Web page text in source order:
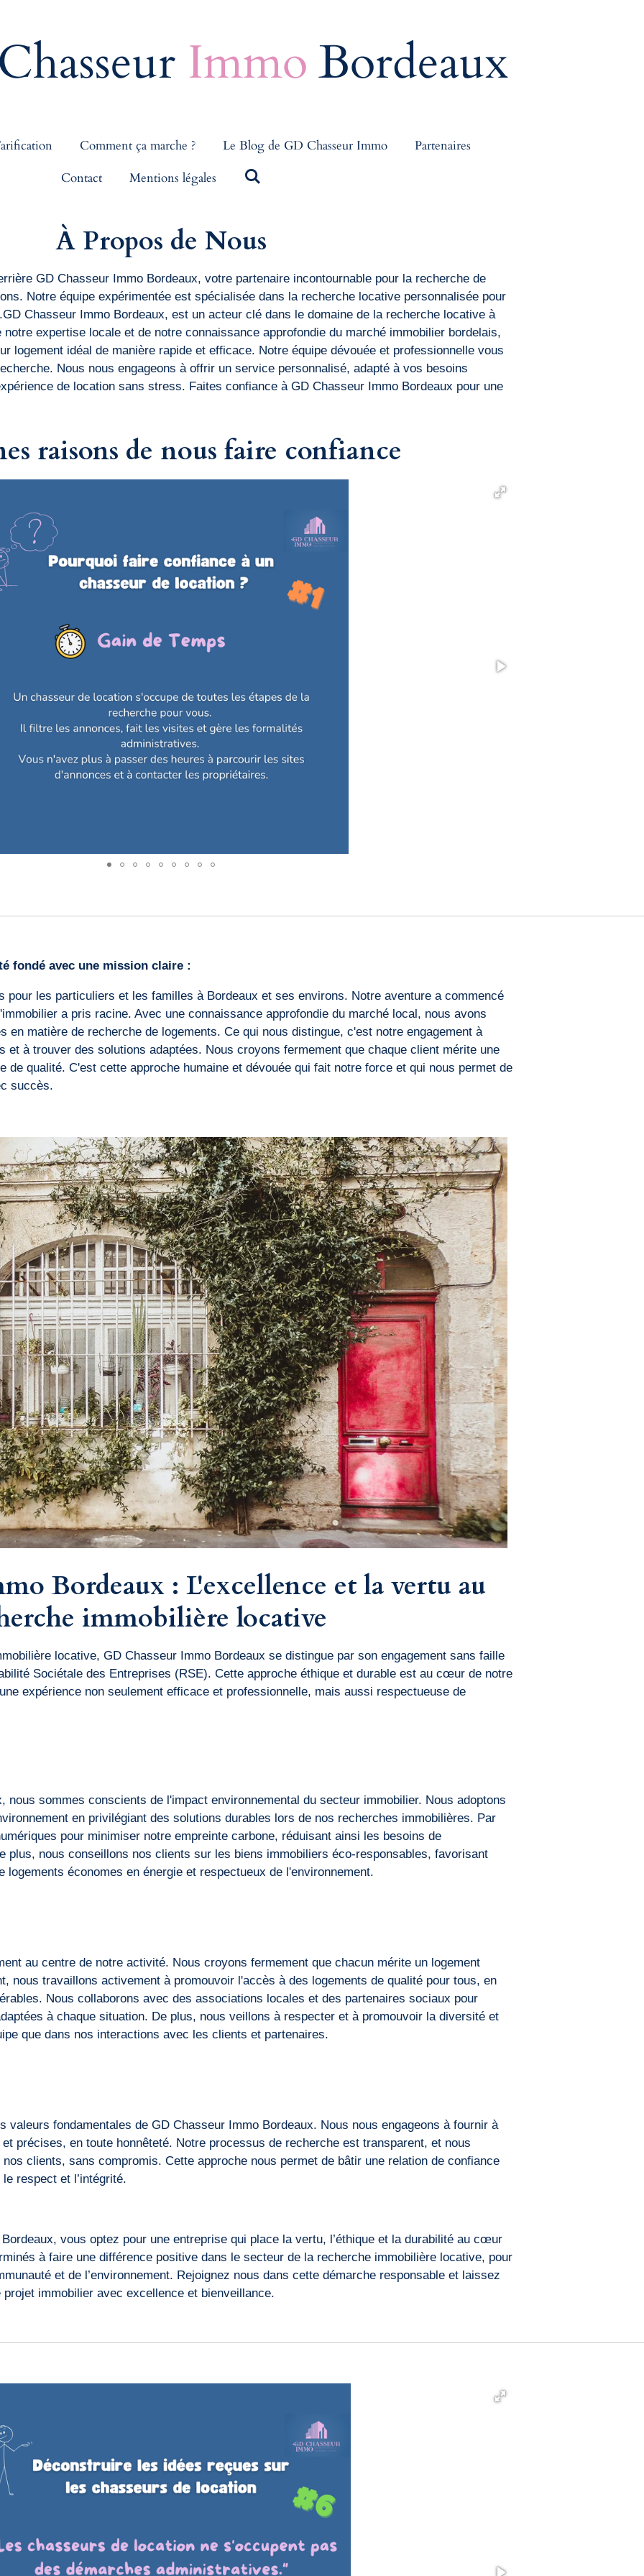
ImmoBordeaux
Comment ça marche ? Le Blog de GD Chasseur Immo
Partenaires
Contact
Mentions légales
À Propos de Nous
GD Chasseur Immo Bordeaux, votre partenaire incontournable pour la recherche de
Notre équipe expérimentée est spécialisée dans la recherche locative personnalisée pour
Chasseur Immo Bordeaux, est un acteur clé dans le domaine de la recherche locative à
expertise locale et de notre connaissance approfondie du marché immobilier bordelais,
logement idéal de manière rapide et efficace. Notre équipe dévouée et professionnelle vous
Nous nous engageons à offrir un service personnalisé, adapté à vos besoins
de location sans stress. Faites confiance à GD Chasseur Immo Bordeaux pour une
raisons de nous faire confiance
fondé avec une mission claire :
pour les particuliers et les familles à Bordeaux et ses environs. Notre aventure a commencé
a pris racine. Avec une connaissance approfondie du marché local, nous avons
en matière de recherche de logements. Ce qui nous distingue, c'est notre engagement à
et à trouver des solutions adaptées. Nous croyons fermement que chaque client mérite une
de qualité. C'est cette approche humaine et dévouée qui fait notre force et qui nous permet de
succès.
Bordeaux : L'excellence et la vertu au
immobilière locative
locative, GD Chasseur Immo Bordeaux se distingue par son engagement sans faille
Sociétale des Entreprises (RSE). Cette approche éthique et durable est au cœur de notre
expérience non seulement efficace et professionnelle, mais aussi respectueuse de
nous sommes conscients de l'impact environnemental du secteur immobilier. Nous adoptons
en privilégiant des solutions durables lors de nos recherches immobilières. Par
pour minimiser notre empreinte carbone, réduisant ainsi les besoins de
plus, nous conseillons nos clients sur les biens immobiliers éco-responsables, favorisant
économes en énergie et respectueux de l'environnement.
au centre de notre activité. Nous croyons fermement que chacun mérite un logement
nous travaillons activement à promouvoir l'accès à des logements de qualité pour tous, en
Nous collaborons avec des associations locales et des partenaires sociaux pour
à chaque situation. De plus, nous veillons à respecter et à promouvoir la diversité et
que dans nos interactions avec les clients et partenaires.
valeurs fondamentales de GD Chasseur Immo Bordeaux. Nous nous engageons à fournir à
précises, en toute honnêteté. Notre processus de recherche est transparent, et nous
clients, sans compromis. Cette approche nous permet de bâtir une relation de confiance
respect et l’intégrité.
vous optez pour une entreprise qui place la vertu, l’éthique et la durabilité au cœur
à faire une différence positive dans le secteur de la recherche immobilière locative, pour
et de l’environnement. Rejoignez nous dans cette démarche responsable et laissez
immobilier avec excellence et bienveillance.